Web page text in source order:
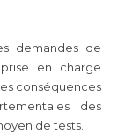
demandes de
en charge
conséquences
des
de tests.